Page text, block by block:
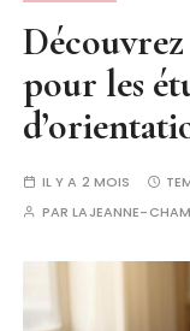
Découvrez
pour les
IL Y A 2 MOIS
PARLAJEANNE-